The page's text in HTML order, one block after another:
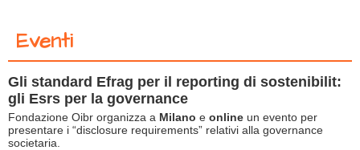
Eventi
Gli standard Efrag per il reporting di sostenibilit:
gli Esrs per la governance
Fondazione Oibr organizza a Milano e online un evento per
presentare i “disclosure requirements” relativi alla governance
societaria.